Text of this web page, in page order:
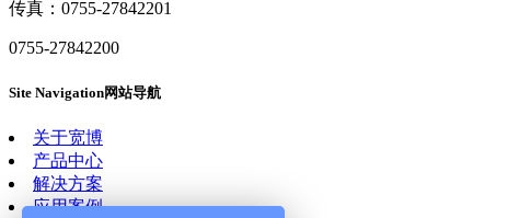
传真：0755-27842201
0755-27842200
Site Navigation网站导航
关于宽博
产品中心
解决方案
应用案例